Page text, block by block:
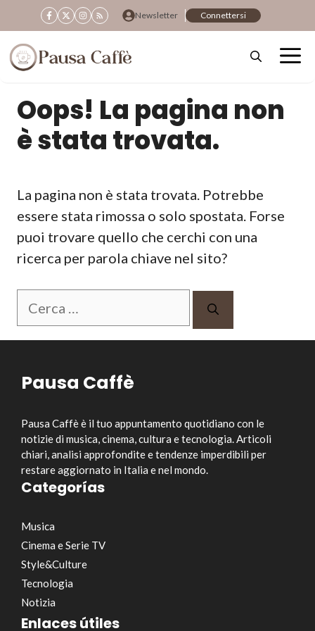
al
contenuto
Newsletter Connettersi
Oops! La pagina non
è stata trovata.
La pagina non è stata trovata. Potrebbe
essere stata rimossa o solo spostata. Forse
puoi trovare quello che cerchi con una
ricerca per parola chiave nel sito?
Ricerca
Pausa Caffè
Pausa Caffè è il tuo appuntamento quotidiano con le
notizie di musica, cinema, cultura e tecnologia. Articoli
chiari, analisi approfondite e tendenze imperdibili per
restare aggiornato in Italia e nel mondo.
Categorías
Musica
Cinema e Serie TV
Style&Culture
Tecnologia
Notizia
Enlaces útiles